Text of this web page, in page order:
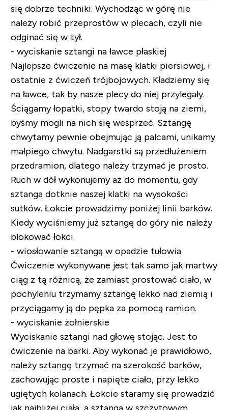
się dobrze techniki. Wychodząc w górę nie
należy robić przeprostów w plecach, czyli nie
odginać się w tył.
- wyciskanie sztangi na ławce płaskiej
Najlepsze ćwiczenie na masę klatki piersiowej, i
ostatnie z ćwiczeń trójbojowych. Kładziemy się
na ławce, tak by nasze plecy do niej przylegały.
Ściągamy łopatki, stopy twardo stoją na ziemi,
byśmy mogli na nich się wesprzeć. Sztangę
chwytamy pewnie obejmując ją palcami, unikamy
małpiego chwytu. Nadgarstki są przedłużeniem
przedramion, dlatego należy trzymać je prosto.
Ruch w dół wykonujemy aż do momentu, gdy
sztanga dotknie naszej klatki na wysokości
sutków. Łokcie prowadzimy poniżej linii barków.
Kiedy wyciśniemy już sztangę do góry nie należy
blokować łokci.
- wiosłowanie sztangą w opadzie tułowia
Ćwiczenie wykonywane jest tak samo jak martwy
ciąg z tą różnicą, że zamiast prostować ciało, w
pochyleniu trzymamy sztangę lekko nad ziemią i
przyciągamy ją do pępka za pomocą ramion.
- wyciskanie żołnierskie
Wyciskanie sztangi nad głowę stojąc. Jest to
ćwiczenie na barki. Aby wykonać je prawidłowo,
należy sztangę trzymać na szerokość barków,
zachowując proste i napięte ciało, przy lekko
ugiętych kolanach. Łokcie staramy się prowadzić
jak najbliżej ciała, a sztanga w szczytowym